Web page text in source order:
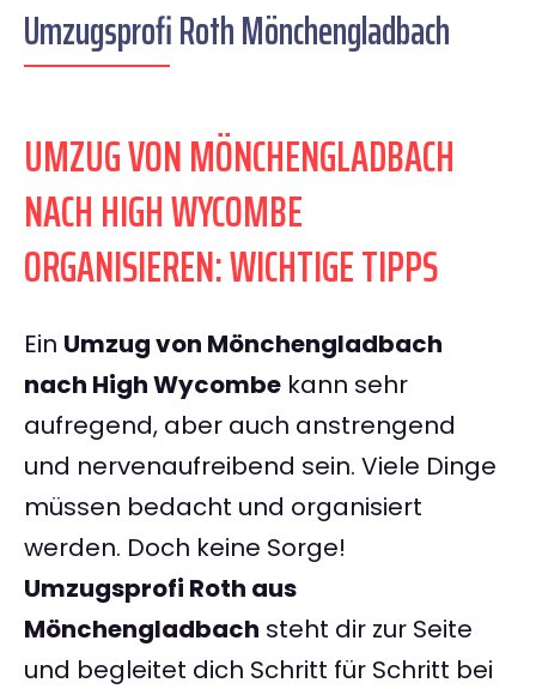
Umzugsprofi Roth Mönchengladbach
UMZUG VON MÖNCHENGLADBACH
NACH HIGH WYCOMBE
ORGANISIEREN: WICHTIGE TIPPS
Ein Umzug von Mönchengladbach
nach High Wycombe kann sehr
aufregend, aber auch anstrengend
und nervenaufreibend sein. Viele Dinge
müssen bedacht und organisiert
werden. Doch keine Sorge!
Umzugsprofi Roth aus
Mönchengladbach steht dir zur Seite
und begleitet dich Schritt für Schritt bei